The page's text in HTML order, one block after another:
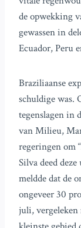
de opwekking
gewassen in
Ecuador, Peru
Braziliaanse
schuldige was.
tegenslagen in
van Milieu,
regeringen om
Silva deed
meldde dat de
ongeveer 30
juli, vergeleken